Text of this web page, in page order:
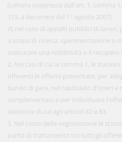
(Lettera soppressa dall'art. 1, comma
113, a decorrere dal 1° agosto 2007)
d) nel caso di appalti pubblici di lavori,
a scopo di ricerca, sperimentazione o
assicurare una redditività o il recupero
2. Nei casi di cui al comma 1, le
offerenti le offerte presentate, per
bando di gara, nel capitolato d'oneri e
complementari, e per individuare
selezione di cui agli articoli 82 e 83.
3. Nel corso della negoziazione le
parità di trattamento tra tutti gli